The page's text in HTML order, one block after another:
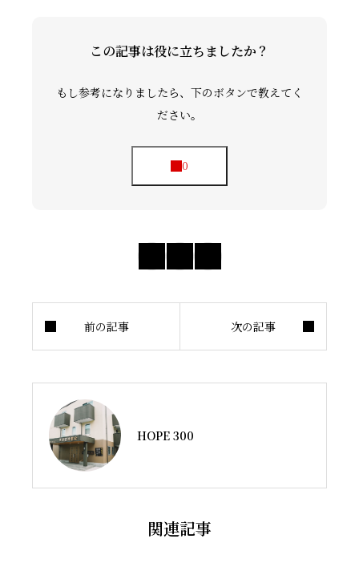
この記事は役に立ちましたか？
もし参考になりましたら、下のボタンで教えてく
ださい。
HOPE 300
関連記事